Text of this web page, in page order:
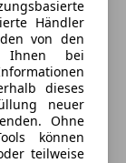
Händler
von den
Ihnen bei
dieses
neuer
Ohne
können
teilweise